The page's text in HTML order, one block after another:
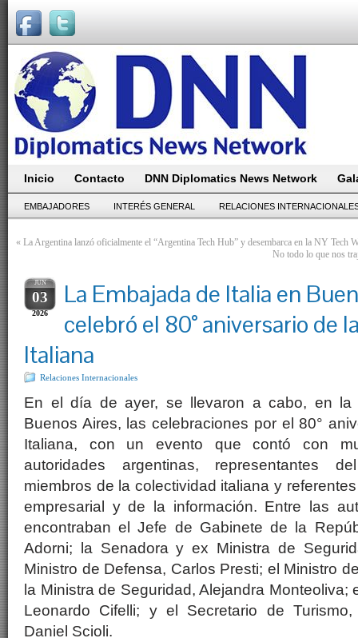
Inicio Contacto DNN Diplomatics News Network
EMBAJADORES INTERÉS GENERAL RELACIONES
« La Argentina lanzó oficialmente el “Argentina Tech Hub” y desembarca en la NY Tech
No todo lo que nos
JUN
03
2026
La Embajada de Italia en
celebró el 80° aniversario de
Italiana
Relaciones Internacionales
En el día de ayer, se llevaron a cabo, en la
Buenos Aires, las celebraciones por el 80°
Italiana, con un evento que contó con
autoridades argentinas, representantes
miembros de la colectividad italiana y
empresarial y de la información. Entre las
encontraban el Jefe de Gabinete de la
Adorni; la Senadora y ex Ministra de
Ministro de Defensa, Carlos Presti; el Ministro
la Ministra de Seguridad, Alejandra Monteoliva;
Leonardo Cifelli; y el Secretario de
Daniel Scioli.